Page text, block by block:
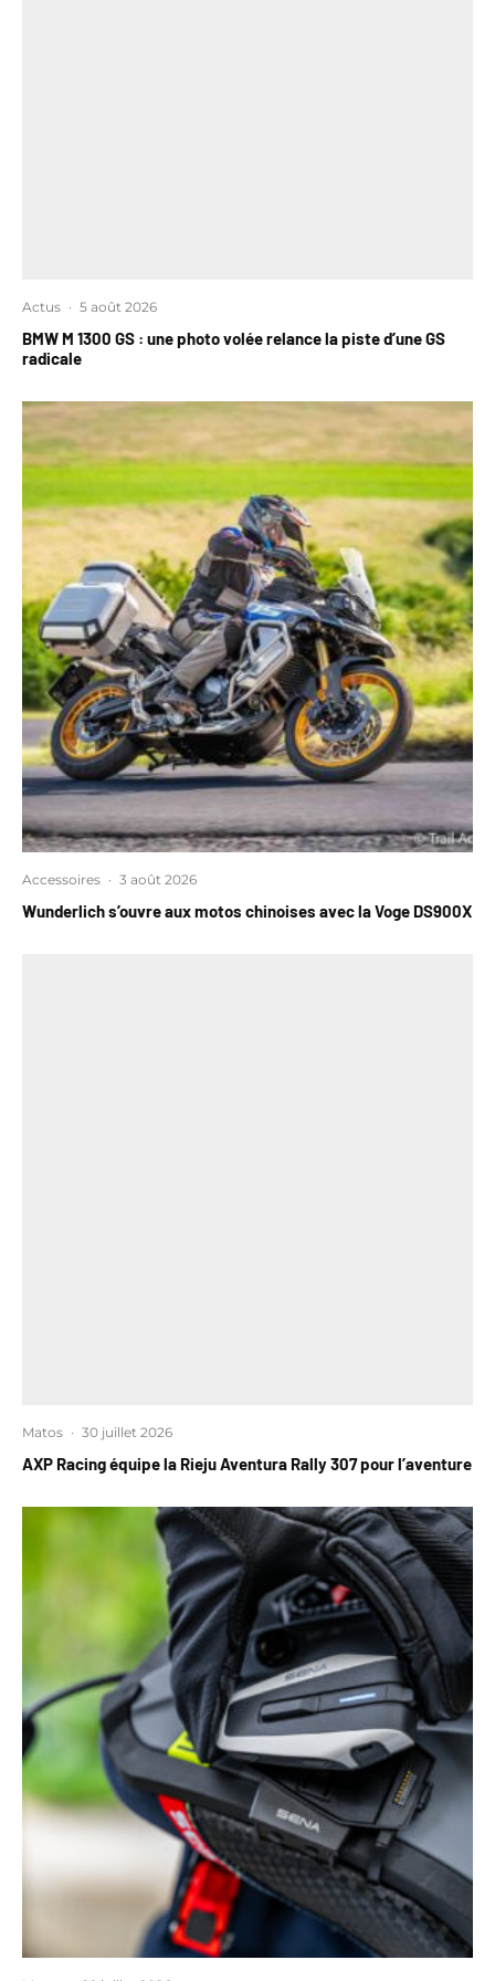
Actus · 5 août 2026
BMW M 1300 GS : une photo volée relance la piste d’une GS
radicale
Accessoires · 3 août 2026
Wunderlich s’ouvre aux motos chinoises avec la Voge DS900X
Matos · 30 juillet 2026
AXP Racing équipe la Rieju Aventura Rally 307 pour l’aventure